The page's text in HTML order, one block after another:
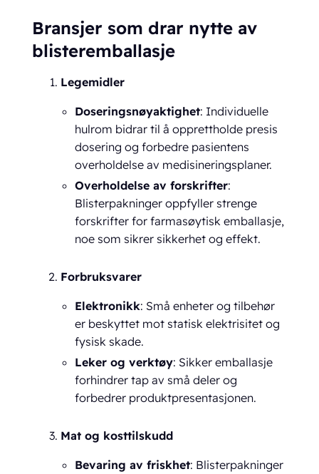
Bransjer som drar nytte av
blisteremballasje
Legemidler
Doseringsnøyaktighet: Individuelle
hulrom bidrar til å opprettholde presis
dosering og forbedre pasientens
overholdelse av medisineringsplaner.
Overholdelse av forskrifter:
Blisterpakninger oppfyller strenge
forskrifter for farmasøytisk emballasje,
noe som sikrer sikkerhet og effekt.
Forbruksvarer
Elektronikk: Små enheter og tilbehør
er beskyttet mot statisk elektrisitet og
fysisk skade.
Leker og verktøy: Sikker emballasje
forhindrer tap av små deler og
forbedrer produktpresentasjonen.
Mat og kosttilskudd
Bevaring av friskhet: Blisterpakninger